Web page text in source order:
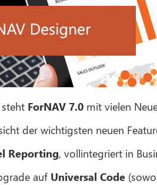
ForNAV 7.0mit vielen
der wichtigsten neuen
Reporting, vollintegriert in
auf Universal Code